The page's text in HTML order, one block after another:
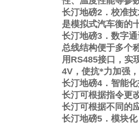
长汀地磅2 ．校准
是模拟式汽车衡的
长汀地磅3 ．数字
总线结构便于多个
用 RS485接口，实
4V ，使抗*力加强
长汀地磅4 ．智能
长汀可根据指令更
长汀可根据不同的
长汀地磅5 ．模块